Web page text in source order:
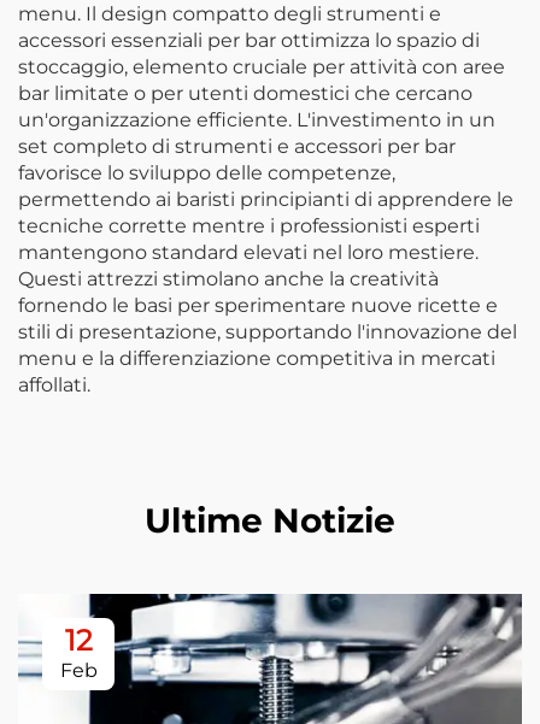
menu. Il design compatto degli strumenti e
accessori essenziali per bar ottimizza lo spazio di
stoccaggio, elemento cruciale per attività con aree
bar limitate o per utenti domestici che cercano
un'organizzazione efficiente. L'investimento in un
set completo di strumenti e accessori per bar
favorisce lo sviluppo delle competenze,
permettendo ai baristi principianti di apprendere le
tecniche corrette mentre i professionisti esperti
mantengono standard elevati nel loro mestiere.
Questi attrezzi stimolano anche la creatività
fornendo le basi per sperimentare nuove ricette e
stili di presentazione, supportando l'innovazione del
menu e la differenziazione competitiva in mercati
affollati.
Ultime Notizie
12
Feb